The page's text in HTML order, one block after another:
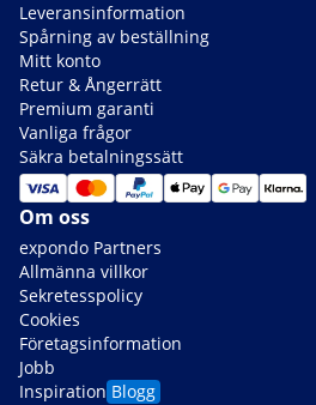
Leveransinformation
Spårning av beställning
Mitt konto
Retur & Ångerrätt
Premium garanti
Vanliga frågor
Säkra betalningssätt
Om oss
expondo Partners
Allmänna villkor
Sekretesspolicy
Cookies
Företagsinformation
Jobb
Inspiration Blogg